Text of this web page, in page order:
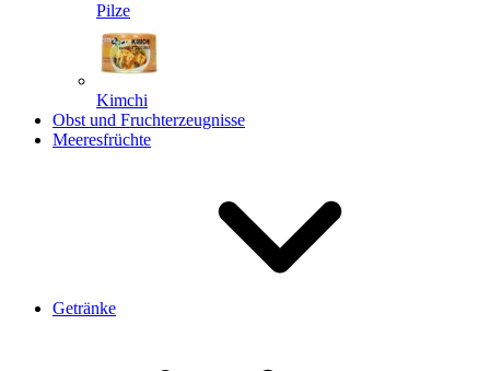
Pilze
Kimchi
Obst und Fruchterzeugnisse
Meeresfrüchte
Getränke